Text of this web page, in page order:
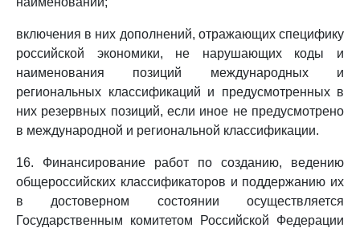
включения в них дополнений, отражающих специфику
российской экономики, не нарушающих коды и
наименования позиций международных и
региональных классификаций и предусмотренных в
них резервных позиций, если иное не предусмотрено
в международной и региональной классификации.
16. Финансирование работ по созданию, ведению
общероссийских классификаторов и поддержанию их
в достоверном состоянии осуществляется
Государственным комитетом Российской Федерации